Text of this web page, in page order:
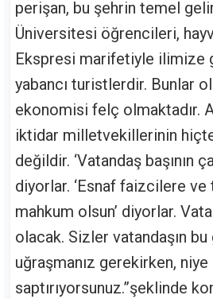
perişan, bu şehrin temel
Üniversitesi öğrencileri,
Ekspresi marifetiyle ilimize
yabancı turistlerdir. Bunlar
ekonomisi felç olmaktadır.
iktidar milletvekillerinin
değildir. ‘Vatandaş başının
diyorlar. ‘Esnaf faizcilere
mahkum olsun’ diyorlar.
olacak. Sizler vatandaşın
uğraşmanız gerekirken,
saptırıyorsunuz.”şeklinde